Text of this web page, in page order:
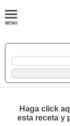
Haga click
esta receta y